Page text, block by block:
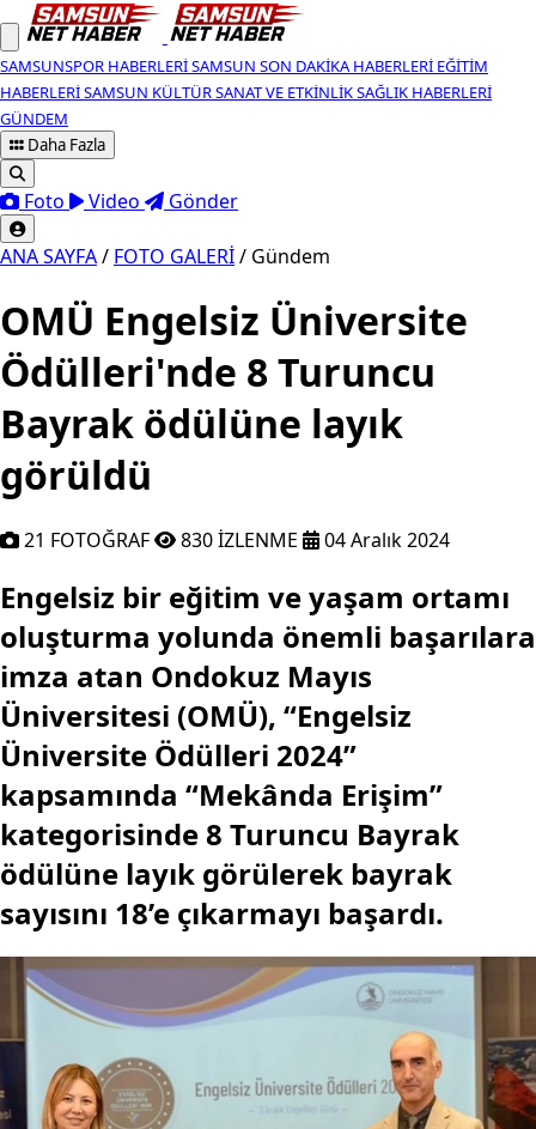
SAMSUNSPOR HABERLERISAMSUN SON DAKIKA HABERLERI EĞITIM
HABERLERISAMSUN KÜLTÜR SANAT VE ETKINLIKSAĞLIK HABERLERI
GÜNDEM
Daha Fazla
Foto Video Gönder
ANA SAYFA/ FOTO GALERİ/ Gündem
OMÜ Engelsiz Üniversite
Ödülleri'nde 8 Turuncu
Bayrak ödülüne layık
görüldü
21 FOTOĞRAF 830 İZLENME 04 Aralık 2024
Engelsiz bir eğitim ve yaşam ortamı
oluşturma yolunda önemli başarılara
imza atan Ondokuz Mayıs
Üniversitesi (OMÜ), “Engelsiz
Üniversite Ödülleri 2024”
kapsamında “Mekânda Erişim”
kategorisinde 8 Turuncu Bayrak
ödülüne layık görülerek bayrak
sayısını 18’e çıkarmayı başardı.